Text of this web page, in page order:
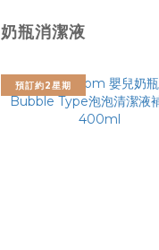
奶瓶消潔液
預訂約2星期